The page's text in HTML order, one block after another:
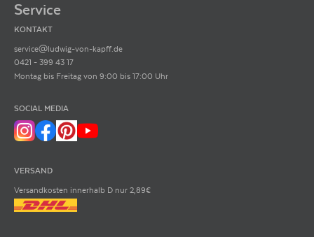
Service
KONTAKT
service@ludwig-von-kapff.de
0421 - 399 43 17
Montag bis Freitag von 9:00 bis 17:00 Uhr
SOCIAL MEDIA
VERSAND
Versandkosten innerhalb D nur 2,89€